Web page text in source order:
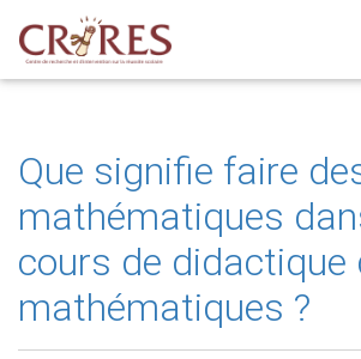
Que signifie faire
mathématiques
cours de didactique
mathématiques ?